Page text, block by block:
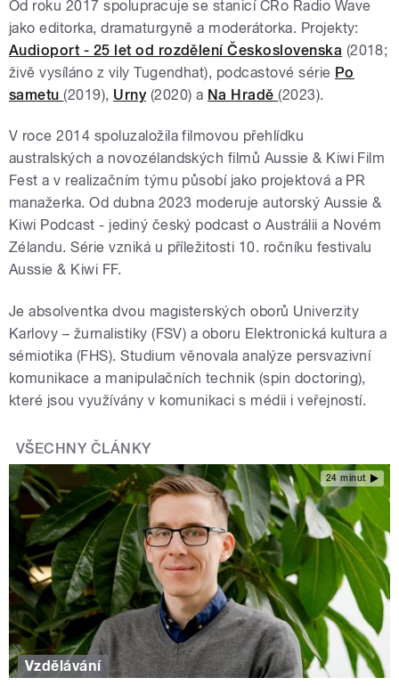
Od roku 2017 spolupracuje se stanicí ČRo Radio Wave
jako editorka, dramaturgyně a moderátorka. Projekty:
Audioport - 25 let od rozdělení Československa (2018;
živě vysíláno z vily Tugendhat), podcastové série Po
sametu(2019), Urny (2020) a Na Hradě(2023).
V roce 2014 spoluzaložila filmovou přehlídku
australských a novozélandských filmů Aussie & Kiwi Film
Fest a v realizačním týmu působí jako projektová a PR
manažerka. Od dubna 2023 moderuje autorský Aussie &
Kiwi Podcast - jediný český podcast o Austrálii a Novém
Zélandu. Série vzniká u příležitosti 10. ročníku festivalu
Aussie & Kiwi FF.
Je absolventka dvou magisterských oborů Univerzity
Karlovy – žurnalistiky (FSV) a oboru Elektronická kultura a
sémiotika (FHS). Studium věnovala analýze persvazivní
komunikace a manipulačních technik (spin doctoring),
které jsou využívány v komunikaci s médii i veřejností.
VŠECHNY ČLÁNKY
24 minut
Vzdělávání